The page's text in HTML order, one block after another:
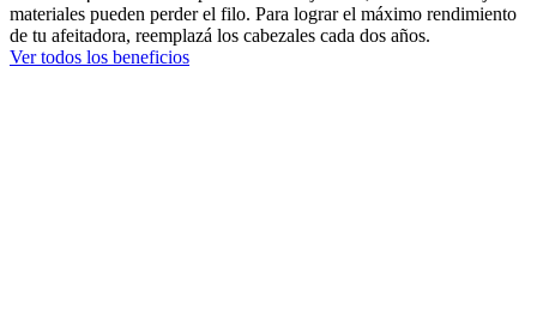
materiales pueden perder el filo. Para lograr el máximo rendimiento
de tu afeitadora, reemplazá los cabezales cada dos años.
Ver todos los beneficios